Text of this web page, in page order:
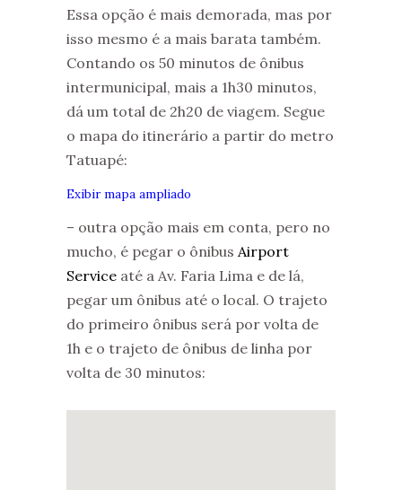
Essa opção é mais demorada, mas por
isso mesmo é a mais barata também.
Contando os 50 minutos de ônibus
intermunicipal, mais a 1h30 minutos,
dá um total de 2h20 de viagem. Segue
o mapa do itinerário a partir do metro
Tatuapé:
Exibir mapa ampliado
– outra opção mais em conta, pero no
mucho, é pegar o ônibus Airport
Service até a Av. Faria Lima e de lá,
pegar um ônibus até o local. O trajeto
do primeiro ônibus será por volta de
1h e o trajeto de ônibus de linha por
volta de 30 minutos: